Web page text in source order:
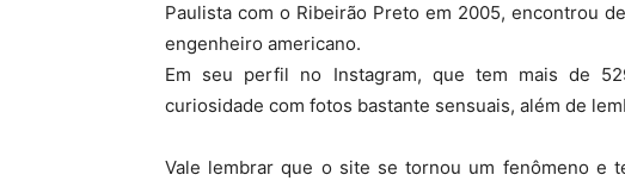
Paulista com o Ribeirão Preto em 2005, encontrou
engenheiro americano.
Em seu perfil no Instagram, que tem mais de
curiosidade com fotos bastante sensuais, além de
Vale lembrar que o site se tornou um fenômeno e